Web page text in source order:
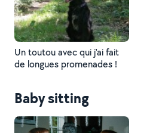
Un toutou avec qui j'ai fait
de longues promenades !
Baby sitting